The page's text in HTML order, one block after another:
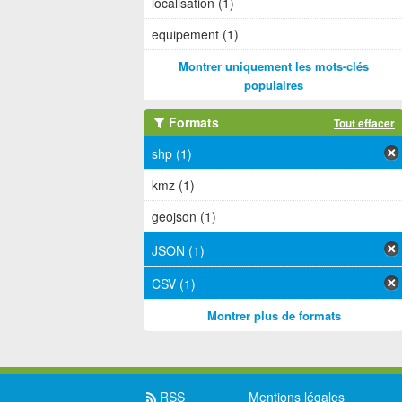
equipement (1)
Montrer uniquement les mots-clés
populaires
Formats Tout effacer
shp (1)
kmz (1)
geojson (1)
JSON (1)
CSV (1)
Montrer plus de formats
RSS Mentions légales